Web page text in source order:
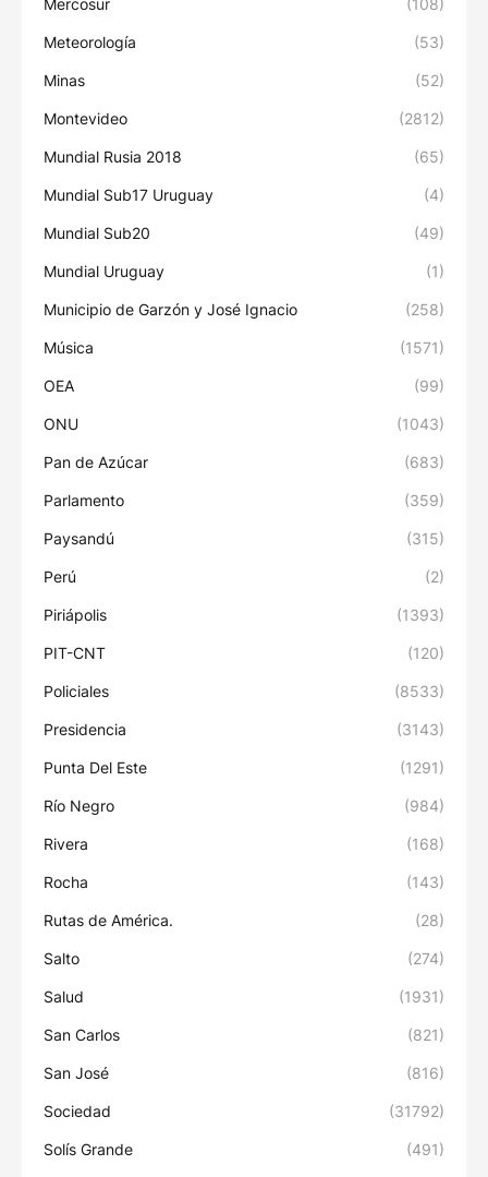
Mercosur (108)
Meteorología (53)
Minas (52)
Montevideo (2812)
Mundial Rusia 2018 (65)
Mundial Sub17 Uruguay (4)
Mundial Sub20 (49)
Mundial Uruguay (1)
Municipio de Garzón y José Ignacio (258)
Música (1571)
OEA (99)
ONU (1043)
Pan de Azúcar (683)
Parlamento (359)
Paysandú (315)
Perú (2)
Piriápolis (1393)
PIT-CNT (120)
Policiales (8533)
Presidencia (3143)
Punta Del Este (1291)
Río Negro (984)
Rivera (168)
Rocha (143)
Rutas de América. (28)
Salto (274)
Salud (1931)
San Carlos (821)
San José (816)
Sociedad (31792)
Solís Grande (491)